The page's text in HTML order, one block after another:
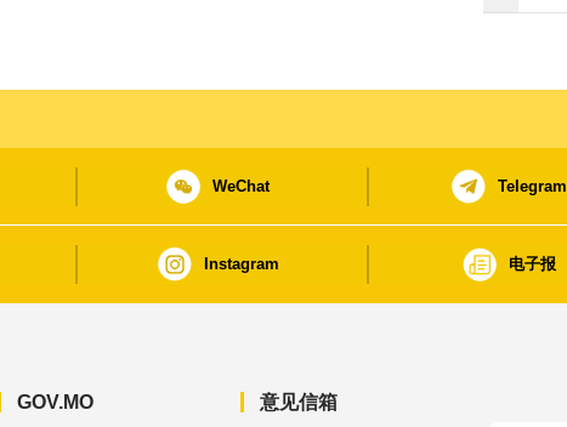
WeChat Telegram
Instagram 电子报
GOV.MO 意见信箱